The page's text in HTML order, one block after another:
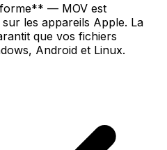
— MOV est
les appareils Apple. La
que vos fichiers
Android et Linux.